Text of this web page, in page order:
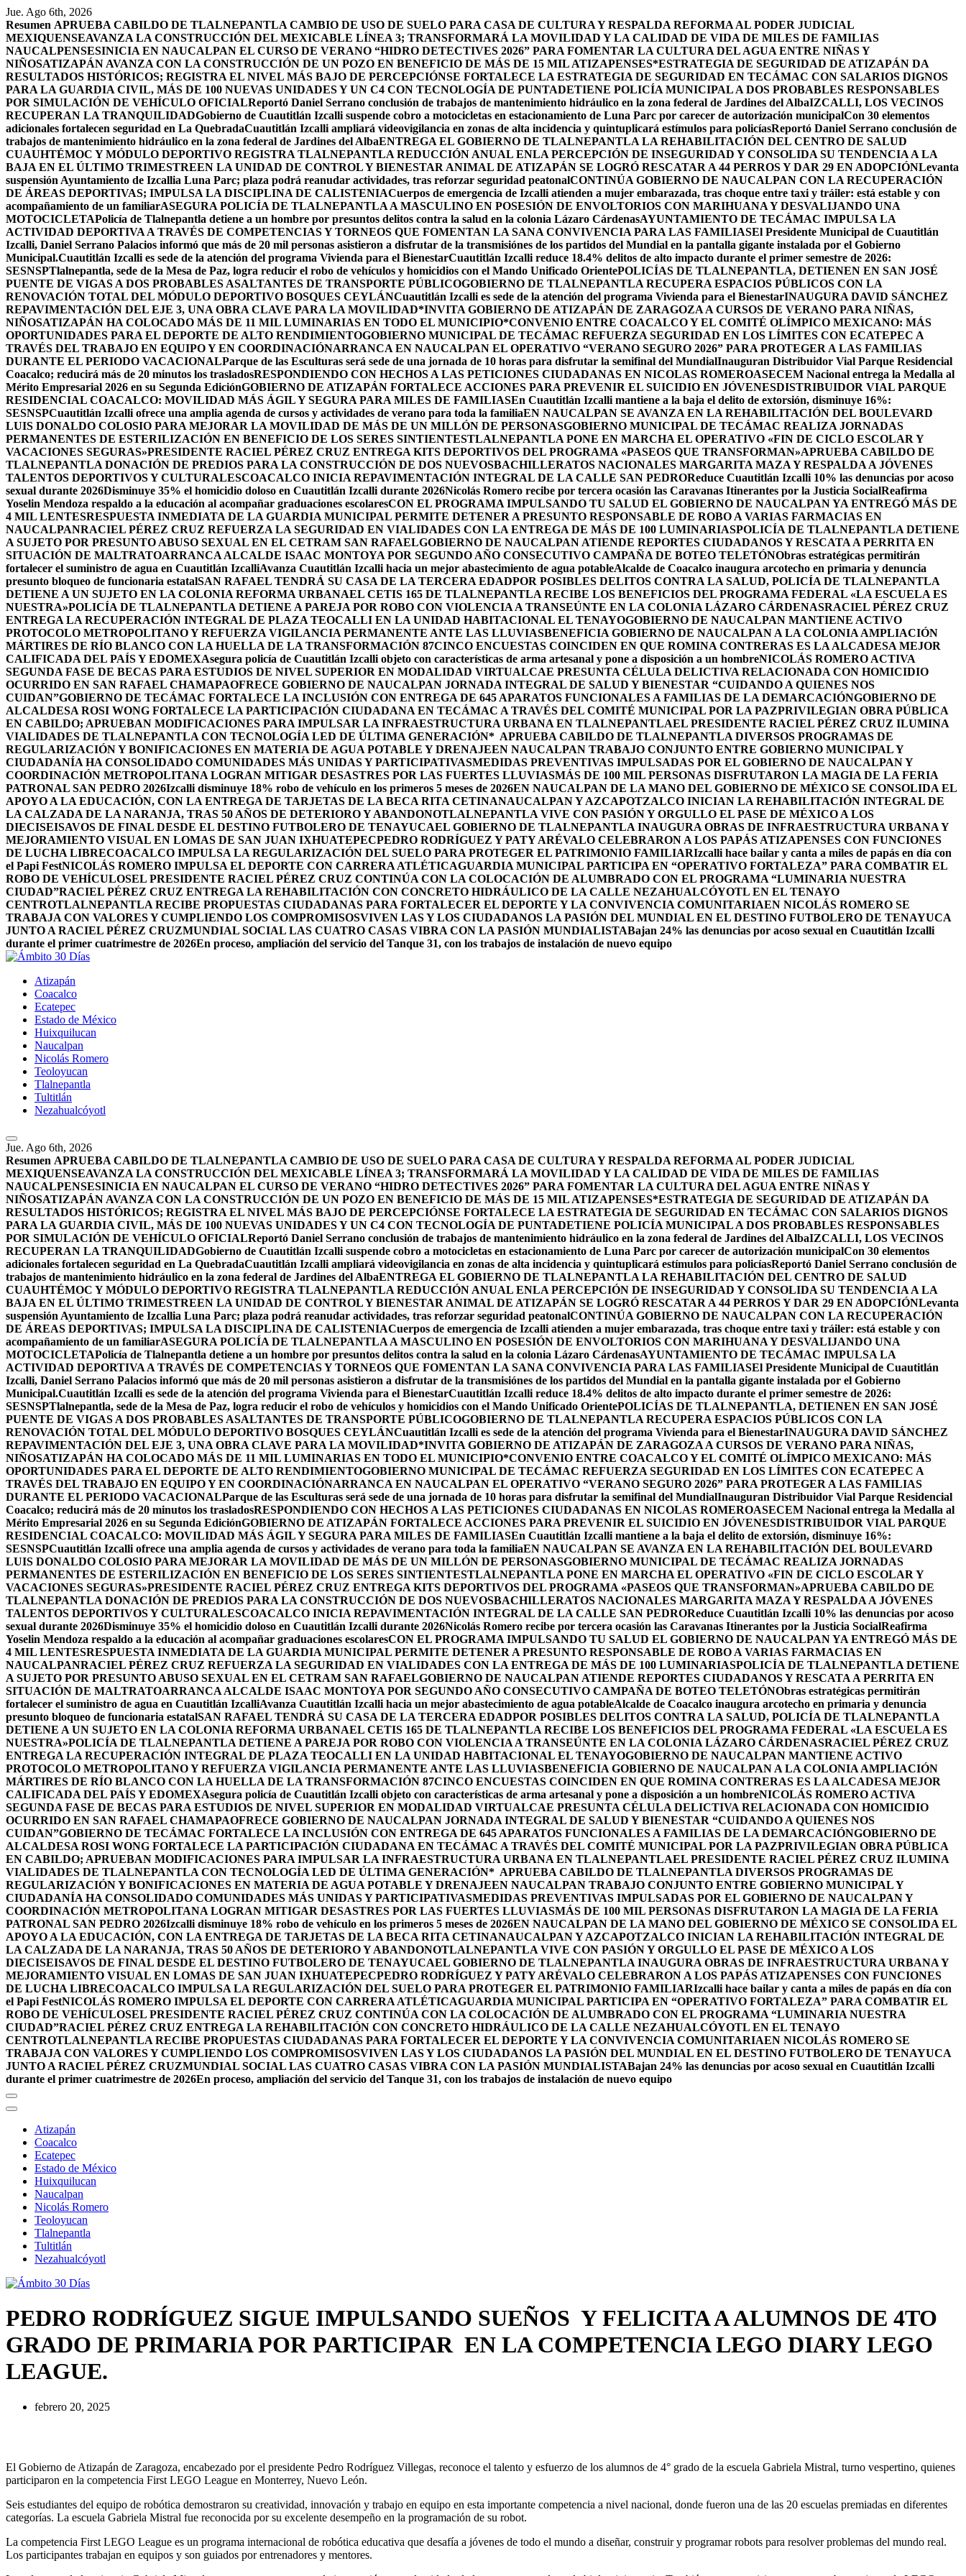
Saltar
al
contenido
Jue. Ago 6th, 2026
Resumen APRUEBA CABILDO DE TLALNEPANTLA CAMBIO DE USO DE SUELO PARA CASA DE CULTURA Y RESPALDA REFORMA AL PODER JUDICIAL
MEXIQUENSEAVANZA LA CONSTRUCCIÓN DEL MEXICABLE LÍNEA 3; TRANSFORMARÁ LA MOVILIDAD Y LA CALIDAD DE VIDA DE MILES DE FAMILIAS
NAUCALPENSESINICIA EN NAUCALPAN EL CURSO DE VERANO “HIDRO DETECTIVES 2026” PARA FOMENTAR LA CULTURA DEL AGUA ENTRE NIÑAS Y
NIÑOSATIZAPÁN AVANZA CON LA CONSTRUCCIÓN DE UN POZO EN BENEFICIO DE MÁS DE 15 MIL ATIZAPENSES*ESTRATEGIA DE SEGURIDAD DE ATIZAPÁN DA
RESULTADOS HISTÓRICOS; REGISTRA EL NIVEL MÁS BAJO DE PERCEPCIÓNSE FORTALECE LA ESTRATEGIA DE SEGURIDAD EN TECÁMAC CON SALARIOS DIGNOS
PARA LA GUARDIA CIVIL, MÁS DE 100 NUEVAS UNIDADES Y UN C4 CON TECNOLOGÍA DE PUNTADETIENE POLICÍA MUNICIPAL A DOS PROBABLES RESPONSABLES
POR SIMULACIÓN DE VEHÍCULO OFICIALReportó Daniel Serrano conclusión de trabajos de mantenimiento hidráulico en la zona federal de Jardines del AlbaIZCALLI, LOS VECINOS
RECUPERAN LA TRANQUILIDADGobierno de Cuautitlán Izcalli suspende cobro a motocicletas en estacionamiento de Luna Parc por carecer de autorización municipalCon 30 elementos
adicionales fortalecen seguridad en La QuebradaCuautitlán Izcalli ampliará videovigilancia en zonas de alta incidencia y quintuplicará estímulos para policíasReportó Daniel Serrano conclusión de
trabajos de mantenimiento hidráulico en la zona federal de Jardines del AlbaENTREGA EL GOBIERNO DE TLALNEPANTLA LA REHABILITACIÓN DEL CENTRO DE SALUD
CUAUHTÉMOC Y MÓDULO DEPORTIVO REGISTRA TLALNEPANTLA REDUCCIÓN ANUAL ENLA PERCEPCIÓN DE INSEGURIDAD Y CONSOLIDA SU TENDENCIA A LA
BAJA EN EL ÚLTIMO TRIMESTREEN LA UNIDAD DE CONTROL Y BIENESTAR ANIMAL DE ATIZAPÁN SE LOGRÓ RESCATAR A 44 PERROS Y DAR 29 EN ADOPCIÓNLevanta
suspensión Ayuntamiento de Izcallia Luna Parc; plaza podrá reanudar actividades, tras reforzar seguridad peatonalCONTINÚA GOBIERNO DE NAUCALPAN CON LA RECUPERACIÓN
DE ÁREAS DEPORTIVAS; IMPULSA LA DISCIPLINA DE CALISTENIACuerpos de emergencia de Izcalli atienden a mujer embarazada, tras choque entre taxi y tráiler: está estable y con
acompañamiento de un familiarASEGURA POLICÍA DE TLALNEPANTLA A MASCULINO EN POSESIÓN DE ENVOLTORIOS CON MARIHUANA Y DESVALIJANDO UNA
MOTOCICLETAPolicía de Tlalnepantla detiene a un hombre por presuntos delitos contra la salud en la colonia Lázaro CárdenasAYUNTAMIENTO DE TECÁMAC IMPULSA LA
ACTIVIDAD DEPORTIVA A TRAVÉS DE COMPETENCIAS Y TORNEOS QUE FOMENTAN LA SANA CONVIVENCIA PARA LAS FAMILIASEl Presidente Municipal de Cuautitlán
Izcalli, Daniel Serrano Palacios informó que más de 20 mil personas asistieron a disfrutar de la transmisiónes de los partidos del Mundial en la pantalla gigante instalada por el Gobierno
Municipal.Cuautitlán Izcalli es sede de la atención del programa Vivienda para el BienestarCuautitlán Izcalli reduce 18.4% delitos de alto impacto durante el primer semestre de 2026:
SESNSPTlalnepantla, sede de la Mesa de Paz, logra reducir el robo de vehículos y homicidios con el Mando Unificado OrientePOLICÍAS DE TLALNEPANTLA, ​DETIENEN EN SAN JOSÉ
PUENTE DE VIGAS A DOS PROBABLES ASALTANTES DE TRANSPORTE PÚBLICOGOBIERNO DE TLALNEPANTLA RECUPERA ESPACIOS PÚBLICOS CON LA
RENOVACIÓN TOTAL DEL MÓDULO DEPORTIVO BOSQUES CEYLÁNCuautitlán Izcalli es sede de la atención del programa Vivienda para el BienestarINAUGURA DAVID SÁNCHEZ
REPAVIMENTACIÓN DEL EJE 3, UNA OBRA CLAVE PARA LA MOVILIDAD*INVITA GOBIERNO DE ATIZAPÁN DE ZARAGOZA A CURSOS DE VERANO PARA NIÑAS,
NIÑOSATIZAPÁN HA COLOCADO MÁS DE 11 MIL LUMINARIAS EN TODO EL MUNICIPIO*CONVENIO ENTRE COACALCO Y EL COMITÉ OLÍMPICO MEXICANO: MÁS
OPORTUNIDADES PARA EL DEPORTE DE ALTO RENDIMIENTOGOBIERNO MUNICIPAL DE TECÁMAC REFUERZA SEGURIDAD EN LOS LÍMITES CON ECATEPEC A
TRAVÉS DEL TRABAJO EN EQUIPO Y EN COORDINACIÓNARRANCA EN NAUCALPAN EL OPERATIVO “VERANO SEGURO 2026” PARA PROTEGER A LAS FAMILIAS
DURANTE EL PERIODO VACACIONALParque de las Esculturas será sede de una jornada de 10 horas para disfrutar la semifinal del MundialInauguran Distribuidor Vial Parque Residencial
Coacalco; reducirá más de 20 minutos los trasladosRESPONDIENDO CON HECHOS A LAS PETICIONES CIUDADANAS EN NICOLAS ROMEROASECEM Nacional entrega la Medalla al
Mérito Empresarial 2026 en su Segunda EdiciónGOBIERNO DE ATIZAPÁN FORTALECE ACCIONES PARA PREVENIR EL SUICIDIO EN JÓVENESDISTRIBUIDOR VIAL PARQUE
RESIDENCIAL COACALCO: MOVILIDAD MÁS ÁGIL Y SEGURA PARA MILES DE FAMILIASEn Cuautitlán Izcalli mantiene a la baja el delito de extorsión, disminuye 16%:
SESNSPCuautitlán Izcalli ofrece una amplia agenda de cursos y actividades de verano para toda la familiaEN NAUCALPAN SE AVANZA EN LA REHABILITACIÓN DEL BOULEVARD
LUIS DONALDO COLOSIO PARA MEJORAR LA MOVILIDAD DE MÁS DE UN MILLÓN DE PERSONASGOBIERNO MUNICIPAL DE TECÁMAC REALIZA JORNADAS
PERMANENTES DE ESTERILIZACIÓN EN BENEFICIO DE LOS SERES SINTIENTESTLALNEPANTLA PONE EN MARCHA EL OPERATIVO «FIN DE CICLO ESCOLAR Y
VACACIONES SEGURAS»PRESIDENTE RACIEL PÉREZ CRUZ ENTREGA KITS DEPORTIVOS DEL PROGRAMA «PASEOS QUE TRANSFORMAN»APRUEBA CABILDO DE
TLALNEPANTLA DONACIÓN DE PREDIOS PARA LA CONSTRUCCIÓN DE DOS NUEVOSBACHILLERATOS NACIONALES MARGARITA MAZA Y RESPALDA A JÓVENES
TALENTOS DEPORTIVOS Y CULTURALESCOACALCO INICIA REPAVIMENTACIÓN INTEGRAL DE LA CALLE SAN PEDROReduce Cuautitlán Izcalli 10% las denuncias por acoso
sexual durante 2026Disminuye 35% el homicidio doloso en Cuautitlán Izcalli durante 2026Nicolás Romero recibe por tercera ocasión las Caravanas Itinerantes por la Justicia SocialReafirma
Yoselin Mendoza respaldo a la educación al acompañar graduaciones escolaresCON EL PROGRAMA IMPULSANDO TU SALUD EL GOBIERNO DE NAUCALPAN YA ENTREGÓ MÁS DE
4 MIL LENTESRESPUESTA INMEDIATA DE LA GUARDIA MUNICIPAL PERMITE DETENER A PRESUNTO RESPONSABLE DE ROBO A VARIAS FARMACIAS EN
NAUCALPANRACIEL PÉREZ CRUZ REFUERZA LA SEGURIDAD EN VIALIDADES CON LA ENTREGA DE MÁS DE 100 LUMINARIASPOLICÍA DE TLALNEPANTLA DETIENE
A SUJETO POR PRESUNTO ABUSO SEXUAL EN EL CETRAM SAN RAFAELGOBIERNO DE NAUCALPAN ATIENDE REPORTES CIUDADANOS Y RESCATA A PERRITA EN
SITUACIÓN DE MALTRATOARRANCA ALCALDE ISAAC MONTOYA POR SEGUNDO AÑO CONSECUTIVO CAMPAÑA DE BOTEO TELETÓNObras estratégicas permitirán
fortalecer el suministro de agua en Cuautitlán IzcalliAvanza Cuautitlán Izcalli hacia un mejor abastecimiento de agua potableAlcalde de Coacalco inaugura arcotecho en primaria y denuncia
presunto bloqueo de funcionaria estatalSAN RAFAEL TENDRÁ SU CASA DE LA TERCERA EDADPOR POSIBLES DELITOS CONTRA LA SALUD, POLICÍA DE TLALNEPANTLA
DETIENE A UN SUJETO EN LA COLONIA REFORMA URBANAEL CETIS 165 DE TLALNEPANTLA RECIBE LOS BENEFICIOS DEL PROGRAMA FEDERAL «LA ESCUELA ES
NUESTRA»POLICÍA DE TLALNEPANTLA DETIENE A PAREJA POR ROBO CON VIOLENCIA A TRANSEÚNTE EN LA COLONIA LÁZARO CÁRDENASRACIEL PÉREZ CRUZ
ENTREGA LA RECUPERACIÓN INTEGRAL DE PLAZA TEOCALLI EN LA UNIDAD HABITACIONAL EL TENAYOGOBIERNO DE NAUCALPAN MANTIENE ACTIVO
PROTOCOLO METROPOLITANO Y REFUERZA VIGILANCIA PERMANENTE ANTE LAS LLUVIASBENEFICIA GOBIERNO DE NAUCALPAN A LA COLONIA AMPLIACIÓN
MÁRTIRES DE RÍO BLANCO CON LA HUELLA DE LA TRANSFORMACIÓN 87CINCO ENCUESTAS COINCIDEN EN QUE ROMINA CONTRERAS ES LA ALCADESA MEJOR
CALIFICADA DEL PAÍS Y EDOMEXAsegura policía de Cuautitlán Izcalli objeto con características de arma artesanal y pone a disposición a un hombreNICOLÁS ROMERO ACTIVA
SEGUNDA FASE DE BECAS PARA ESTUDIOS DE NIVEL SUPERIOR EN MODALIDAD VIRTUALCAE PRESUNTA CÉLULA DELICTIVA RELACIONADA CON HOMICIDIO
OCURRIDO EN SAN RAFAEL CHAMAPAOFRECE GOBIERNO DE NAUCALPAN JORNADA INTEGRAL DE SALUD Y BIENESTAR “CUIDANDO A QUIENES NOS
CUIDAN”GOBIERNO DE TECÁMAC FORTALECE LA INCLUSIÓN CON ENTREGA DE 645 APARATOS FUNCIONALES A FAMILIAS DE LA DEMARCACIÓNGOBIERNO DE
ALCALDESA ROSI WONG FORTALECE LA PARTICIPACIÓN CIUDADANA EN TECÁMAC A TRAVÉS DEL COMITÉ MUNICIPAL POR LA PAZPRIVILEGIAN OBRA PÚBLICA
EN CABILDO; APRUEBAN MODIFICACIONES PARA IMPULSAR LA INFRAESTRUCTURA URBANA EN TLALNEPANTLAEL PRESIDENTE RACIEL PÉREZ CRUZ ILUMINA
VIALIDADES DE TLALNEPANTLA CON TECNOLOGÍA LED DE ÚLTIMA GENERACIÓN* APRUEBA CABILDO DE TLALNEPANTLA DIVERSOS PROGRAMAS DE
REGULARIZACIÓN Y BONIFICACIONES EN MATERIA DE AGUA POTABLE Y DRENAJEEN NAUCALPAN TRABAJO CONJUNTO ENTRE GOBIERNO MUNICIPAL Y
CIUDADANÍA HA CONSOLIDADO COMUNIDADES MÁS UNIDAS Y PARTICIPATIVASMEDIDAS PREVENTIVAS IMPULSADAS POR EL GOBIERNO DE NAUCALPAN Y
COORDINACIÓN METROPOLITANA LOGRAN MITIGAR DESASTRES POR LAS FUERTES LLUVIASMÁS DE 100 MIL PERSONAS DISFRUTARON LA MAGIA DE LA FERIA
PATRONAL SAN PEDRO 2026Izcalli disminuye 18% robo de vehículo en los primeros 5 meses de 2026EN NAUCALPAN DE LA MANO DEL GOBIERNO DE MÉXICO SE CONSOLIDA EL
APOYO A LA EDUCACIÓN, CON LA ENTREGA DE TARJETAS DE LA BECA RITA CETINANAUCALPAN Y AZCAPOTZALCO INICIAN LA REHABILITACIÓN INTEGRAL DE
LA CALZADA DE LA NARANJA, TRAS 50 AÑOS DE DETERIORO Y ABANDONOTLALNEPANTLA VIVE CON PASIÓN Y ORGULLO EL PASE DE MÉXICO A LOS
DIECISEISAVOS DE FINAL DESDE EL DESTINO FUTBOLERO DE TENAYUCAEL GOBIERNO DE TLALNEPANTLA INAUGURA OBRAS DE INFRAESTRUCTURA URBANA Y
MEJORAMIENTO VISUAL EN LOMAS DE SAN JUAN IXHUATEPECPEDRO RODRÍGUEZ Y PATY ARÉVALO CELEBRARON A LOS PAPÁS ATIZAPENSES CON FUNCIONES
DE LUCHA LIBRECOACALCO IMPULSA LA REGULARIZACIÓN DEL SUELO PARA PROTEGER EL PATRIMONIO FAMILIARIzcalli hace bailar y canta a miles de papás en día con
el Papi FestNICOLÁS ROMERO IMPULSA EL DEPORTE CON CARRERA ATLÉTICAGUARDIA MUNICIPAL PARTICIPA EN “OPERATIVO FORTALEZA” PARA COMBATIR EL
ROBO DE VEHÍCULOSEL PRESIDENTE RACIEL PÉREZ CRUZ CONTINÚA CON LA COLOCACIÓN DE ALUMBRADO CON EL PROGRAMA “LUMINARIA NUESTRA
CIUDAD”RACIEL PÉREZ CRUZ ENTREGA LA REHABILITACIÓN CON CONCRETO HIDRÁULICO DE LA CALLE NEZAHUALCÓYOTL EN EL TENAYO
CENTROTLALNEPANTLA RECIBE PROPUESTAS CIUDADANAS PARA FORTALECER EL DEPORTE Y LA CONVIVENCIA COMUNITARIAEN NICOLÁS ROMERO SE
TRABAJA CON VALORES Y CUMPLIENDO LOS COMPROMISOSVIVEN LAS Y LOS CIUDADANOS LA PASIÓN DEL MUNDIAL EN EL DESTINO FUTBOLERO DE TENAYUCA
JUNTO A RACIEL PÉREZ CRUZMUNDIAL SOCIAL LAS CUATRO CASAS VIBRA CON LA PASIÓN MUNDIALISTABajan 24% las denuncias por acoso sexual en Cuautitlán Izcalli
durante el primer cuatrimestre de 2026En proceso, ampliación del servicio del Tanque 31, con los trabajos de instalación de nuevo equipo
Atizapán
Coacalco
Ecatepec
Estado de México
Huixquilucan
Naucalpan
Nicolás Romero
Teoloyucan
Tlalnepantla
Tultitlán
Nezahualcóyotl
Jue. Ago 6th, 2026
Resumen APRUEBA CABILDO DE TLALNEPANTLA CAMBIO DE USO DE SUELO PARA CASA DE CULTURA Y RESPALDA REFORMA AL PODER JUDICIAL
MEXIQUENSEAVANZA LA CONSTRUCCIÓN DEL MEXICABLE LÍNEA 3; TRANSFORMARÁ LA MOVILIDAD Y LA CALIDAD DE VIDA DE MILES DE FAMILIAS
NAUCALPENSESINICIA EN NAUCALPAN EL CURSO DE VERANO “HIDRO DETECTIVES 2026” PARA FOMENTAR LA CULTURA DEL AGUA ENTRE NIÑAS Y
NIÑOSATIZAPÁN AVANZA CON LA CONSTRUCCIÓN DE UN POZO EN BENEFICIO DE MÁS DE 15 MIL ATIZAPENSES*ESTRATEGIA DE SEGURIDAD DE ATIZAPÁN DA
RESULTADOS HISTÓRICOS; REGISTRA EL NIVEL MÁS BAJO DE PERCEPCIÓNSE FORTALECE LA ESTRATEGIA DE SEGURIDAD EN TECÁMAC CON SALARIOS DIGNOS
PARA LA GUARDIA CIVIL, MÁS DE 100 NUEVAS UNIDADES Y UN C4 CON TECNOLOGÍA DE PUNTADETIENE POLICÍA MUNICIPAL A DOS PROBABLES RESPONSABLES
POR SIMULACIÓN DE VEHÍCULO OFICIALReportó Daniel Serrano conclusión de trabajos de mantenimiento hidráulico en la zona federal de Jardines del AlbaIZCALLI, LOS VECINOS
RECUPERAN LA TRANQUILIDADGobierno de Cuautitlán Izcalli suspende cobro a motocicletas en estacionamiento de Luna Parc por carecer de autorización municipalCon 30 elementos
adicionales fortalecen seguridad en La QuebradaCuautitlán Izcalli ampliará videovigilancia en zonas de alta incidencia y quintuplicará estímulos para policíasReportó Daniel Serrano conclusión de
trabajos de mantenimiento hidráulico en la zona federal de Jardines del AlbaENTREGA EL GOBIERNO DE TLALNEPANTLA LA REHABILITACIÓN DEL CENTRO DE SALUD
CUAUHTÉMOC Y MÓDULO DEPORTIVO REGISTRA TLALNEPANTLA REDUCCIÓN ANUAL ENLA PERCEPCIÓN DE INSEGURIDAD Y CONSOLIDA SU TENDENCIA A LA
BAJA EN EL ÚLTIMO TRIMESTREEN LA UNIDAD DE CONTROL Y BIENESTAR ANIMAL DE ATIZAPÁN SE LOGRÓ RESCATAR A 44 PERROS Y DAR 29 EN ADOPCIÓNLevanta
suspensión Ayuntamiento de Izcallia Luna Parc; plaza podrá reanudar actividades, tras reforzar seguridad peatonalCONTINÚA GOBIERNO DE NAUCALPAN CON LA RECUPERACIÓN
DE ÁREAS DEPORTIVAS; IMPULSA LA DISCIPLINA DE CALISTENIACuerpos de emergencia de Izcalli atienden a mujer embarazada, tras choque entre taxi y tráiler: está estable y con
acompañamiento de un familiarASEGURA POLICÍA DE TLALNEPANTLA A MASCULINO EN POSESIÓN DE ENVOLTORIOS CON MARIHUANA Y DESVALIJANDO UNA
MOTOCICLETAPolicía de Tlalnepantla detiene a un hombre por presuntos delitos contra la salud en la colonia Lázaro CárdenasAYUNTAMIENTO DE TECÁMAC IMPULSA LA
ACTIVIDAD DEPORTIVA A TRAVÉS DE COMPETENCIAS Y TORNEOS QUE FOMENTAN LA SANA CONVIVENCIA PARA LAS FAMILIASEl Presidente Municipal de Cuautitlán
Izcalli, Daniel Serrano Palacios informó que más de 20 mil personas asistieron a disfrutar de la transmisiónes de los partidos del Mundial en la pantalla gigante instalada por el Gobierno
Municipal.Cuautitlán Izcalli es sede de la atención del programa Vivienda para el BienestarCuautitlán Izcalli reduce 18.4% delitos de alto impacto durante el primer semestre de 2026:
SESNSPTlalnepantla, sede de la Mesa de Paz, logra reducir el robo de vehículos y homicidios con el Mando Unificado OrientePOLICÍAS DE TLALNEPANTLA, ​DETIENEN EN SAN JOSÉ
PUENTE DE VIGAS A DOS PROBABLES ASALTANTES DE TRANSPORTE PÚBLICOGOBIERNO DE TLALNEPANTLA RECUPERA ESPACIOS PÚBLICOS CON LA
RENOVACIÓN TOTAL DEL MÓDULO DEPORTIVO BOSQUES CEYLÁNCuautitlán Izcalli es sede de la atención del programa Vivienda para el BienestarINAUGURA DAVID SÁNCHEZ
REPAVIMENTACIÓN DEL EJE 3, UNA OBRA CLAVE PARA LA MOVILIDAD*INVITA GOBIERNO DE ATIZAPÁN DE ZARAGOZA A CURSOS DE VERANO PARA NIÑAS,
NIÑOSATIZAPÁN HA COLOCADO MÁS DE 11 MIL LUMINARIAS EN TODO EL MUNICIPIO*CONVENIO ENTRE COACALCO Y EL COMITÉ OLÍMPICO MEXICANO: MÁS
OPORTUNIDADES PARA EL DEPORTE DE ALTO RENDIMIENTOGOBIERNO MUNICIPAL DE TECÁMAC REFUERZA SEGURIDAD EN LOS LÍMITES CON ECATEPEC A
TRAVÉS DEL TRABAJO EN EQUIPO Y EN COORDINACIÓNARRANCA EN NAUCALPAN EL OPERATIVO “VERANO SEGURO 2026” PARA PROTEGER A LAS FAMILIAS
DURANTE EL PERIODO VACACIONALParque de las Esculturas será sede de una jornada de 10 horas para disfrutar la semifinal del MundialInauguran Distribuidor Vial Parque Residencial
Coacalco; reducirá más de 20 minutos los trasladosRESPONDIENDO CON HECHOS A LAS PETICIONES CIUDADANAS EN NICOLAS ROMEROASECEM Nacional entrega la Medalla al
Mérito Empresarial 2026 en su Segunda EdiciónGOBIERNO DE ATIZAPÁN FORTALECE ACCIONES PARA PREVENIR EL SUICIDIO EN JÓVENESDISTRIBUIDOR VIAL PARQUE
RESIDENCIAL COACALCO: MOVILIDAD MÁS ÁGIL Y SEGURA PARA MILES DE FAMILIASEn Cuautitlán Izcalli mantiene a la baja el delito de extorsión, disminuye 16%:
SESNSPCuautitlán Izcalli ofrece una amplia agenda de cursos y actividades de verano para toda la familiaEN NAUCALPAN SE AVANZA EN LA REHABILITACIÓN DEL BOULEVARD
LUIS DONALDO COLOSIO PARA MEJORAR LA MOVILIDAD DE MÁS DE UN MILLÓN DE PERSONASGOBIERNO MUNICIPAL DE TECÁMAC REALIZA JORNADAS
PERMANENTES DE ESTERILIZACIÓN EN BENEFICIO DE LOS SERES SINTIENTESTLALNEPANTLA PONE EN MARCHA EL OPERATIVO «FIN DE CICLO ESCOLAR Y
VACACIONES SEGURAS»PRESIDENTE RACIEL PÉREZ CRUZ ENTREGA KITS DEPORTIVOS DEL PROGRAMA «PASEOS QUE TRANSFORMAN»APRUEBA CABILDO DE
TLALNEPANTLA DONACIÓN DE PREDIOS PARA LA CONSTRUCCIÓN DE DOS NUEVOSBACHILLERATOS NACIONALES MARGARITA MAZA Y RESPALDA A JÓVENES
TALENTOS DEPORTIVOS Y CULTURALESCOACALCO INICIA REPAVIMENTACIÓN INTEGRAL DE LA CALLE SAN PEDROReduce Cuautitlán Izcalli 10% las denuncias por acoso
sexual durante 2026Disminuye 35% el homicidio doloso en Cuautitlán Izcalli durante 2026Nicolás Romero recibe por tercera ocasión las Caravanas Itinerantes por la Justicia SocialReafirma
Yoselin Mendoza respaldo a la educación al acompañar graduaciones escolaresCON EL PROGRAMA IMPULSANDO TU SALUD EL GOBIERNO DE NAUCALPAN YA ENTREGÓ MÁS DE
4 MIL LENTESRESPUESTA INMEDIATA DE LA GUARDIA MUNICIPAL PERMITE DETENER A PRESUNTO RESPONSABLE DE ROBO A VARIAS FARMACIAS EN
NAUCALPANRACIEL PÉREZ CRUZ REFUERZA LA SEGURIDAD EN VIALIDADES CON LA ENTREGA DE MÁS DE 100 LUMINARIASPOLICÍA DE TLALNEPANTLA DETIENE
A SUJETO POR PRESUNTO ABUSO SEXUAL EN EL CETRAM SAN RAFAELGOBIERNO DE NAUCALPAN ATIENDE REPORTES CIUDADANOS Y RESCATA A PERRITA EN
SITUACIÓN DE MALTRATOARRANCA ALCALDE ISAAC MONTOYA POR SEGUNDO AÑO CONSECUTIVO CAMPAÑA DE BOTEO TELETÓNObras estratégicas permitirán
fortalecer el suministro de agua en Cuautitlán IzcalliAvanza Cuautitlán Izcalli hacia un mejor abastecimiento de agua potableAlcalde de Coacalco inaugura arcotecho en primaria y denuncia
presunto bloqueo de funcionaria estatalSAN RAFAEL TENDRÁ SU CASA DE LA TERCERA EDADPOR POSIBLES DELITOS CONTRA LA SALUD, POLICÍA DE TLALNEPANTLA
DETIENE A UN SUJETO EN LA COLONIA REFORMA URBANAEL CETIS 165 DE TLALNEPANTLA RECIBE LOS BENEFICIOS DEL PROGRAMA FEDERAL «LA ESCUELA ES
NUESTRA»POLICÍA DE TLALNEPANTLA DETIENE A PAREJA POR ROBO CON VIOLENCIA A TRANSEÚNTE EN LA COLONIA LÁZARO CÁRDENASRACIEL PÉREZ CRUZ
ENTREGA LA RECUPERACIÓN INTEGRAL DE PLAZA TEOCALLI EN LA UNIDAD HABITACIONAL EL TENAYOGOBIERNO DE NAUCALPAN MANTIENE ACTIVO
PROTOCOLO METROPOLITANO Y REFUERZA VIGILANCIA PERMANENTE ANTE LAS LLUVIASBENEFICIA GOBIERNO DE NAUCALPAN A LA COLONIA AMPLIACIÓN
MÁRTIRES DE RÍO BLANCO CON LA HUELLA DE LA TRANSFORMACIÓN 87CINCO ENCUESTAS COINCIDEN EN QUE ROMINA CONTRERAS ES LA ALCADESA MEJOR
CALIFICADA DEL PAÍS Y EDOMEXAsegura policía de Cuautitlán Izcalli objeto con características de arma artesanal y pone a disposición a un hombreNICOLÁS ROMERO ACTIVA
SEGUNDA FASE DE BECAS PARA ESTUDIOS DE NIVEL SUPERIOR EN MODALIDAD VIRTUALCAE PRESUNTA CÉLULA DELICTIVA RELACIONADA CON HOMICIDIO
OCURRIDO EN SAN RAFAEL CHAMAPAOFRECE GOBIERNO DE NAUCALPAN JORNADA INTEGRAL DE SALUD Y BIENESTAR “CUIDANDO A QUIENES NOS
CUIDAN”GOBIERNO DE TECÁMAC FORTALECE LA INCLUSIÓN CON ENTREGA DE 645 APARATOS FUNCIONALES A FAMILIAS DE LA DEMARCACIÓNGOBIERNO DE
ALCALDESA ROSI WONG FORTALECE LA PARTICIPACIÓN CIUDADANA EN TECÁMAC A TRAVÉS DEL COMITÉ MUNICIPAL POR LA PAZPRIVILEGIAN OBRA PÚBLICA
EN CABILDO; APRUEBAN MODIFICACIONES PARA IMPULSAR LA INFRAESTRUCTURA URBANA EN TLALNEPANTLAEL PRESIDENTE RACIEL PÉREZ CRUZ ILUMINA
VIALIDADES DE TLALNEPANTLA CON TECNOLOGÍA LED DE ÚLTIMA GENERACIÓN* APRUEBA CABILDO DE TLALNEPANTLA DIVERSOS PROGRAMAS DE
REGULARIZACIÓN Y BONIFICACIONES EN MATERIA DE AGUA POTABLE Y DRENAJEEN NAUCALPAN TRABAJO CONJUNTO ENTRE GOBIERNO MUNICIPAL Y
CIUDADANÍA HA CONSOLIDADO COMUNIDADES MÁS UNIDAS Y PARTICIPATIVASMEDIDAS PREVENTIVAS IMPULSADAS POR EL GOBIERNO DE NAUCALPAN Y
COORDINACIÓN METROPOLITANA LOGRAN MITIGAR DESASTRES POR LAS FUERTES LLUVIASMÁS DE 100 MIL PERSONAS DISFRUTARON LA MAGIA DE LA FERIA
PATRONAL SAN PEDRO 2026Izcalli disminuye 18% robo de vehículo en los primeros 5 meses de 2026EN NAUCALPAN DE LA MANO DEL GOBIERNO DE MÉXICO SE CONSOLIDA EL
APOYO A LA EDUCACIÓN, CON LA ENTREGA DE TARJETAS DE LA BECA RITA CETINANAUCALPAN Y AZCAPOTZALCO INICIAN LA REHABILITACIÓN INTEGRAL DE
LA CALZADA DE LA NARANJA, TRAS 50 AÑOS DE DETERIORO Y ABANDONOTLALNEPANTLA VIVE CON PASIÓN Y ORGULLO EL PASE DE MÉXICO A LOS
DIECISEISAVOS DE FINAL DESDE EL DESTINO FUTBOLERO DE TENAYUCAEL GOBIERNO DE TLALNEPANTLA INAUGURA OBRAS DE INFRAESTRUCTURA URBANA Y
MEJORAMIENTO VISUAL EN LOMAS DE SAN JUAN IXHUATEPECPEDRO RODRÍGUEZ Y PATY ARÉVALO CELEBRARON A LOS PAPÁS ATIZAPENSES CON FUNCIONES
DE LUCHA LIBRECOACALCO IMPULSA LA REGULARIZACIÓN DEL SUELO PARA PROTEGER EL PATRIMONIO FAMILIARIzcalli hace bailar y canta a miles de papás en día con
el Papi FestNICOLÁS ROMERO IMPULSA EL DEPORTE CON CARRERA ATLÉTICAGUARDIA MUNICIPAL PARTICIPA EN “OPERATIVO FORTALEZA” PARA COMBATIR EL
ROBO DE VEHÍCULOSEL PRESIDENTE RACIEL PÉREZ CRUZ CONTINÚA CON LA COLOCACIÓN DE ALUMBRADO CON EL PROGRAMA “LUMINARIA NUESTRA
CIUDAD”RACIEL PÉREZ CRUZ ENTREGA LA REHABILITACIÓN CON CONCRETO HIDRÁULICO DE LA CALLE NEZAHUALCÓYOTL EN EL TENAYO
CENTROTLALNEPANTLA RECIBE PROPUESTAS CIUDADANAS PARA FORTALECER EL DEPORTE Y LA CONVIVENCIA COMUNITARIAEN NICOLÁS ROMERO SE
TRABAJA CON VALORES Y CUMPLIENDO LOS COMPROMISOSVIVEN LAS Y LOS CIUDADANOS LA PASIÓN DEL MUNDIAL EN EL DESTINO FUTBOLERO DE TENAYUCA
JUNTO A RACIEL PÉREZ CRUZMUNDIAL SOCIAL LAS CUATRO CASAS VIBRA CON LA PASIÓN MUNDIALISTABajan 24% las denuncias por acoso sexual en Cuautitlán Izcalli
durante el primer cuatrimestre de 2026En proceso, ampliación del servicio del Tanque 31, con los trabajos de instalación de nuevo equipo
Atizapán
Coacalco
Ecatepec
Estado de México
Huixquilucan
Naucalpan
Nicolás Romero
Teoloyucan
Tlalnepantla
Tultitlán
Nezahualcóyotl
PEDRO RODRÍGUEZ SIGUE IMPULSANDO SUEÑOS Y FELICITA A ALUMNOS DE 4TO
GRADO DE PRIMARIA POR PARTICIPAR EN LA COMPETENCIA LEGO DIARY LEGO
LEAGUE.
febrero 20, 2025
El Gobierno de Atizapán de Zaragoza, encabezado por el presidente Pedro Rodríguez Villegas, reconoce el talento y esfuerzo de los alumnos de 4° grado de la escuela Gabriela Mistral, turno vespertino, quienes
participaron en la competencia First LEGO League en Monterrey, Nuevo León.
Seis estudiantes del equipo de robótica demostraron su creatividad, innovación y trabajo en equipo en esta importante competencia a nivel nacional, donde fueron una de las 20 escuelas premiadas en diferentes
categorías. La escuela Gabriela Mistral fue reconocida por su excelente desempeño en la programación de su robot.
La competencia First LEGO League es un programa internacional de robótica educativa que desafía a jóvenes de todo el mundo a diseñar, construir y programar robots para resolver problemas del mundo real.
Los participantes trabajan en equipos y son guiados por entrenadores y mentores.